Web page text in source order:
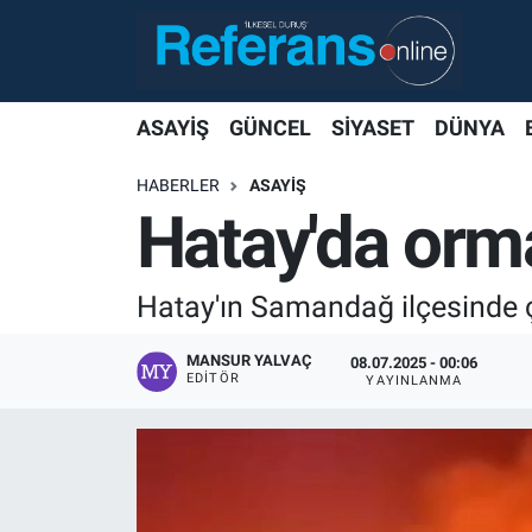
ASAYİŞ GÜNCEL SİYASET DÜNYA
HABERLER ASAYİŞ
Hatay'da
Hatay'ın Samandağ ilçesinde
MANSUR YALVAÇ
EDITÖR
08.07.2025 - 00:06
YAYINLANMA